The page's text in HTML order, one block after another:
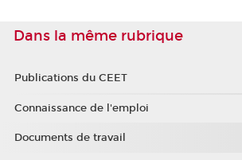
Dans la même rubrique
Publications du CEET
Connaissance de l'emploi
Documents de travail